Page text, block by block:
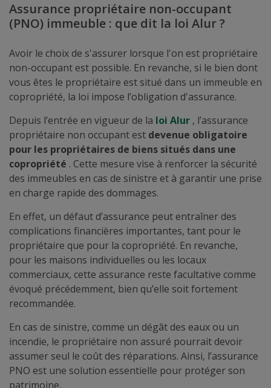
Assurance propriétaire non-occupant
(PNO) immeuble : que dit la loi Alur ?
Avoir le choix de s'assurer lorsque l'on est propriétaire
non-occupant est possible. En revanche, si le bien dont
vous êtes le propriétaire est situé dans un immeuble en
copropriété, la loi impose l’obligation d'assurance.
Depuis l’entrée en vigueur de la loi Alur , l’assurance
propriétaire non occupant est devenue obligatoire
pour les propriétaires de biens situés dans une
copropriété . Cette mesure vise à renforcer la sécurité
des immeubles en cas de sinistre et à garantir une prise
en charge rapide des dommages.
En effet, un défaut d’assurance peut entraîner des
complications financières importantes, tant pour le
propriétaire que pour la copropriété. En revanche,
pour les maisons individuelles ou les locaux
commerciaux, cette assurance reste facultative comme
évoqué précédemment, bien qu’elle soit fortement
recommandée.
En cas de sinistre, comme un dégât des eaux ou un
incendie, le propriétaire non assuré pourrait devoir
assumer seul le coût des réparations. Ainsi, l’assurance
PNO est une solution essentielle pour protéger son
patrimoine.